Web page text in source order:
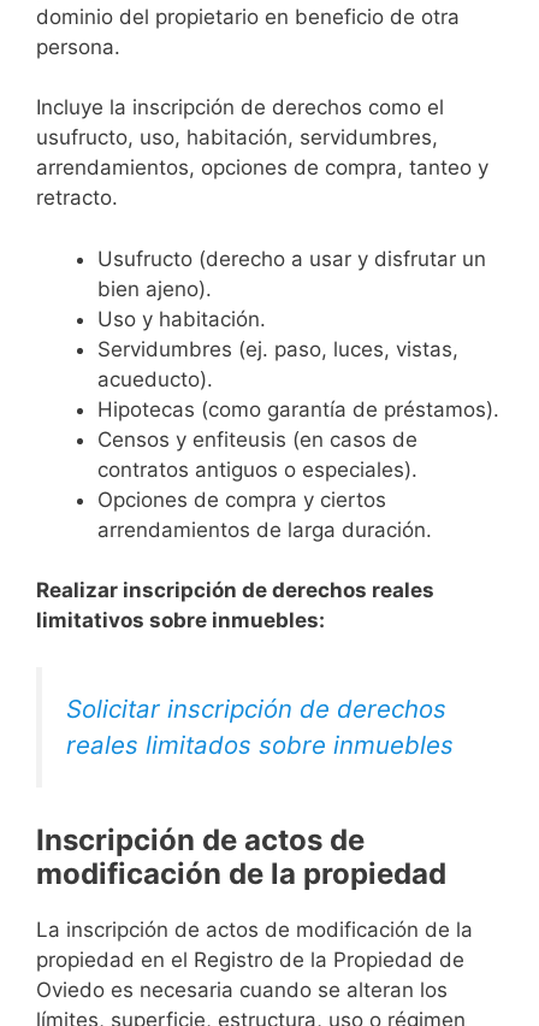
dominio del propietario en beneficio de otra
persona.
Incluye la inscripción de derechos como el
usufructo, uso, habitación, servidumbres,
arrendamientos, opciones de compra, tanteo y
retracto.
Usufructo (derecho a usar y disfrutar un
bien ajeno).
Uso y habitación.
Servidumbres (ej. paso, luces, vistas,
acueducto).
Hipotecas (como garantía de préstamos).
Censos y enfiteusis (en casos de
contratos antiguos o especiales).
Opciones de compra y ciertos
arrendamientos de larga duración.
Realizar inscripción de derechos reales
limitativos sobre inmuebles:
Solicitar inscripción de derechos
reales limitados sobre inmuebles
Inscripción de actos de
modificación de la propiedad
La inscripción de actos de modificación de la
propiedad en el Registro de la Propiedad de
Oviedo es necesaria cuando se alteran los
límites, superficie, estructura, uso o régimen